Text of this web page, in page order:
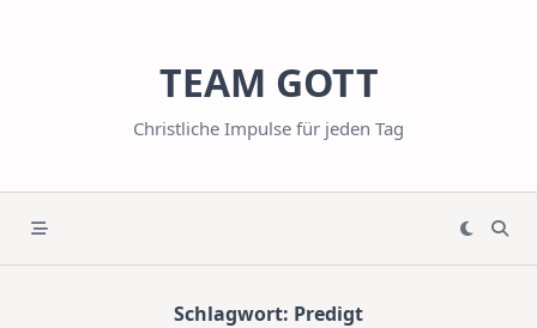
TEAM GOTT
Christliche Impulse für jeden Tag
Schlagwort: Predigt